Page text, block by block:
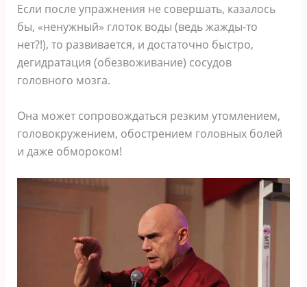
Если после упражнения не совершать, казалось
бы, «ненужный» глоток воды (ведь жажды-то
нет?!), то развивается, и достаточно быстро,
дегидратация (обезвоживание) сосудов
головного мозга.
Она может сопровождаться резким утомлением,
головокружением, обострением головных болей
и даже обмороком!